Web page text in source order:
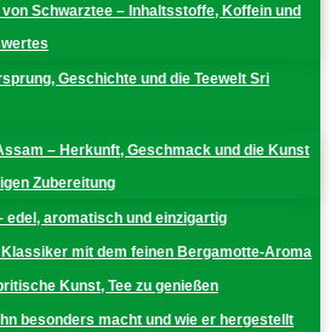
Schwarztee – Inhaltsstoffe, Koffein und
Geschichte und die Teewelt Sri
– Herkunft, Geschmack und die Kunst
Zubereitung
edel, aromatisch und einzigartig
Klassiker mit dem feinen Bergamotte-Aroma
Kunst, Tee zu genießen
besonders macht und wie er hergestellt